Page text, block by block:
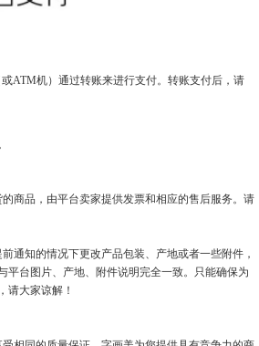
ATM机）通过转账来进行支付。转账支付后，请
商品，由平台卖家提供发票和相应的售后服务。请
通知的情况下更改产品包装、产地或者一些附件，
平台图片、产地、附件说明完全一致。只能确保为
请大家谅解！